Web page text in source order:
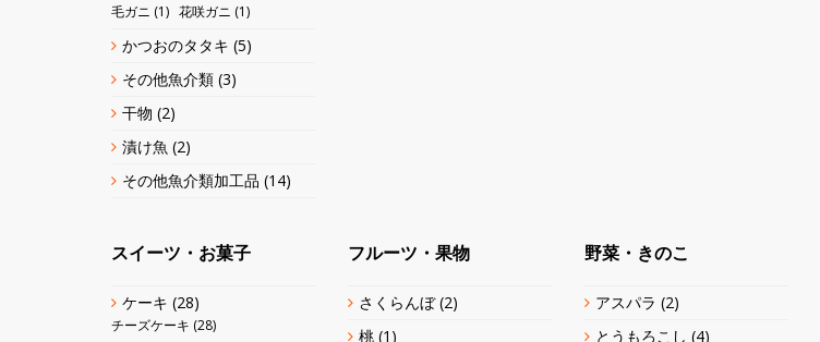
毛ガニ (1) 花咲ガニ (1)
かつおのタタキ (5)
その他魚介類 (3)
干物 (2)
漬け魚 (2)
その他魚介類加工品 (14)
スイーツ・お菓子
ケーキ (28)
チーズケーキ (28)
フルーツ・果物
さくらんぼ(2)
桃(1)
野菜・きのこ
アスパラ (2)
とうもろこし (4)